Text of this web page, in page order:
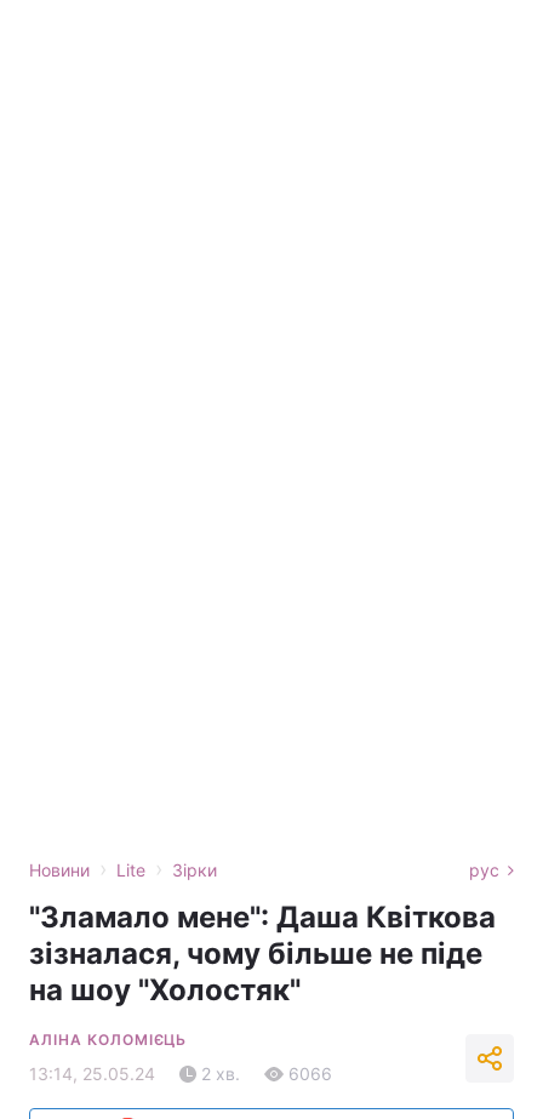
Новини › Lite › Зірки рус
"Зламало мене": Даша Квіткова
зізналася, чому більше не піде
на шоу "Холостяк"
АЛІНА КОЛОМІЄЦЬ
13:14, 25.05.24 2 хв. 6066